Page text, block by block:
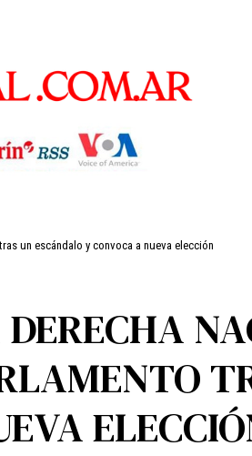
un escándalo y convoca a nueva elección